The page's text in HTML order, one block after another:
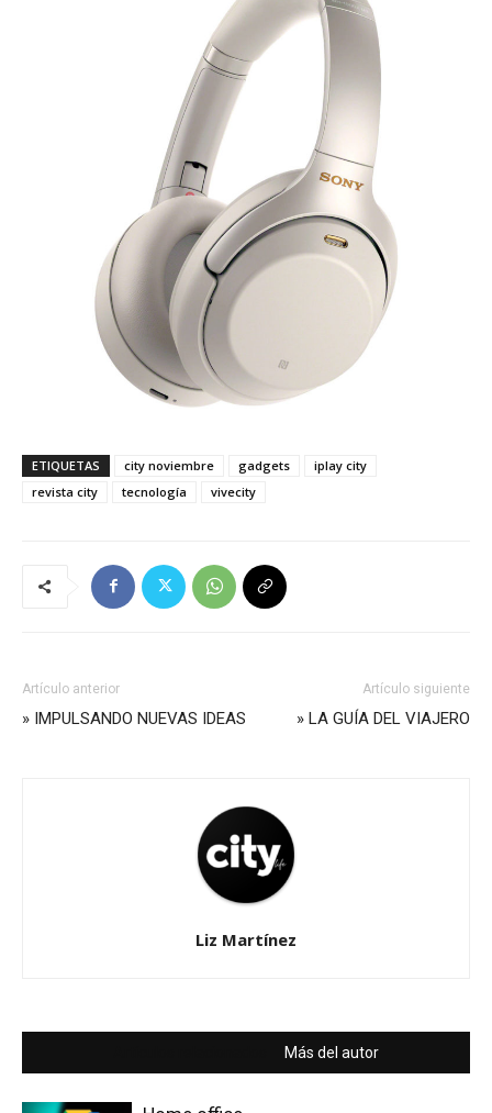
ETIQUETAS city noviembre gadgets
iplay city
revista city
tecnología vivecity
Artículo anterior
» IMPULSANDO NUEVAS IDEAS
Artículo siguiente
» LA GUÍA DEL VIAJERO
Liz Martínez
Más del autor